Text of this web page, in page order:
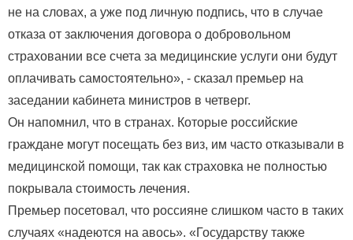
не на словах, а уже под личную подпись, что в случае
отказа от заключения договора о добровольном
страховании все счета за медицинские услуги они будут
оплачивать самостоятельно», - сказал премьер на
заседании кабинета министров в четверг.
Он напомнил, что в странах. Которые российские
граждане могут посещать без виз, им часто отказывали в
медицинской помощи, так как страховка не полностью
покрывала стоимость лечения.
Премьер посетовал, что россияне слишком часто в таких
случаях «надеются на авось». «Государству также